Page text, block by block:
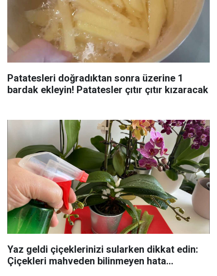
Patatesleri doğradıktan sonra üzerine 1
bardak ekleyin! Patatesler çıtır çıtır kızaracak
Yaz geldi çiçeklerinizi sularken dikkat edin:
Çiçekleri mahveden bilinmeyen hata...